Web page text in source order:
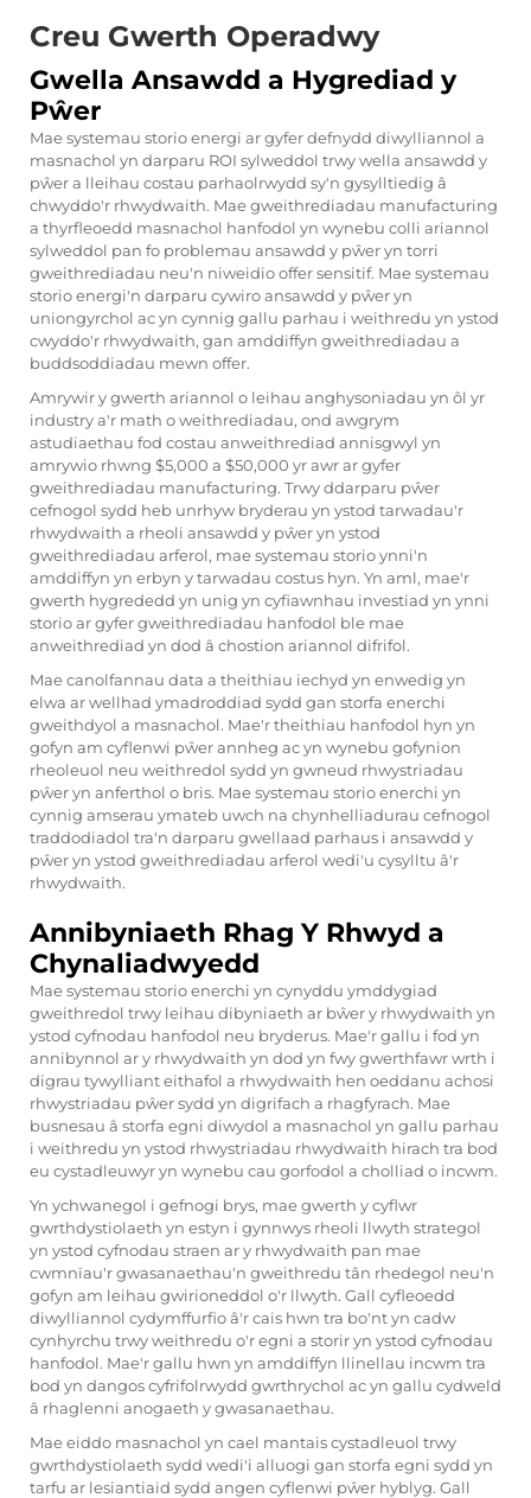
Creu Gwerth Operadwy
Gwella Ansawdd a Hygrediad y
Pŵer
Mae systemau storio energi ar gyfer defnydd diwylliannol a
masnachol yn darparu ROI sylweddol trwy wella ansawdd y
pŵer a lleihau costau parhaolrwydd sy'n gysylltiedig â
chwyddo'r rhwydwaith. Mae gweithrediadau manufacturing
a thyrfleoedd masnachol hanfodol yn wynebu colli ariannol
sylweddol pan fo problemau ansawdd y pŵer yn torri
gweithrediadau neu'n niweidio offer sensitif. Mae systemau
storio energi'n darparu cywiro ansawdd y pŵer yn
uniongyrchol ac yn cynnig gallu parhau i weithredu yn ystod
cwyddo'r rhwydwaith, gan amddiffyn gweithrediadau a
buddsoddiadau mewn offer.
Amrywir y gwerth ariannol o leihau anghysoniadau yn ôl yr
industry a'r math o weithrediadau, ond awgrym
astudiaethau fod costau anweithrediad annisgwyl yn
amrywio rhwng $5,000 a $50,000 yr awr ar gyfer
gweithrediadau manufacturing. Trwy ddarparu pŵer
cefnogol sydd heb unrhyw bryderau yn ystod tarwadau'r
rhwydwaith a rheoli ansawdd y pŵer yn ystod
gweithrediadau arferol, mae systemau storio ynni'n
amddiffyn yn erbyn y tarwadau costus hyn. Yn aml, mae'r
gwerth hygrededd yn unig yn cyfiawnhau investiad yn ynni
storio ar gyfer gweithrediadau hanfodol ble mae
anweithrediad yn dod â chostion ariannol difrifol.
Mae canolfannau data a theithiau iechyd yn enwedig yn
elwa ar wellhad ymadroddiad sydd gan storfa enerchi
gweithdyol a masnachol. Mae'r theithiau hanfodol hyn yn
gofyn am cyflenwi pŵer annheg ac yn wynebu gofynion
rheoleuol neu weithredol sydd yn gwneud rhwystriadau
pŵer yn anferthol o bris. Mae systemau storio enerchi yn
cynnig amserau ymateb uwch na chynhelliadurau cefnogol
traddodiadol tra'n darparu gwellaad parhaus i ansawdd y
pŵer yn ystod gweithrediadau arferol wedi'u cysylltu â'r
rhwydwaith.
Annibyniaeth Rhag Y Rhwyd a
Chynaliadwyedd
Mae systemau storio enerchi yn cynyddu ymddygiad
gweithredol trwy leihau dibyniaeth ar bŵer y rhwydwaith yn
ystod cyfnodau hanfodol neu bryderus. Mae'r gallu i fod yn
annibynnol ar y rhwydwaith yn dod yn fwy gwerthfawr wrth i
digrau tywylliant eithafol a rhwydwaith hen oeddanu achosi
rhwystriadau pŵer sydd yn digrifach a rhagfyrach. Mae
busnesau â storfa egni diwydol a masnachol yn gallu parhau
i weithredu yn ystod rhwystriadau rhwydwaith hirach tra bod
eu cystadleuwyr yn wynebu cau gorfodol a cholliad o incwm.
Yn ychwanegol i gefnogi brys, mae gwerth y cyflwr
gwrthdystiolaeth yn estyn i gynnwys rheoli llwyth strategol
yn ystod cyfnodau straen ar y rhwydwaith pan mae
cwmnïau'r gwasanaethau'n gweithredu tân rhedegol neu'n
gofyn am leihau gwirioneddol o'r llwyth. Gall cyfleoedd
diwylliannol cydymffurfio â'r cais hwn tra bo'nt yn cadw
cynhyrchu trwy weithredu o'r egni a storir yn ystod cyfnodau
hanfodol. Mae'r gallu hwn yn amddiffyn llinellau incwm tra
bod yn dangos cyfrifolrwydd gwrthrychol ac yn gallu cydweld
â rhaglenni anogaeth y gwasanaethau.
Mae eiddo masnachol yn cael mantais cystadleuol trwy
gwrthdystiolaeth sydd wedi'i alluogi gan storfa egni sydd yn
tarfu ar lesiantiaid sydd angen cyflenwi pŵer hyblyg. Gall